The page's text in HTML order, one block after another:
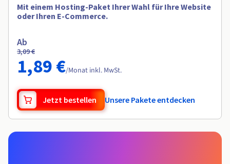
Mit einem Hosting-Paket Ihrer Wahl für Ihre Website
oder Ihren E-Commerce.
Ab
3,09 €
1,89 €/Monat inkl. MwSt.
Jetzt bestellen Unsere Pakete entdecken